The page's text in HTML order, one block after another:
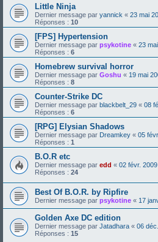
Little Ninja
Dernier message par yannick « 23 mai
Réponses : 10
[FPS] Hypertension
Dernier message par psykotine « 23
Réponses : 6
Homebrew survival horror
Dernier message par Goshu « 19 mai
Réponses : 8
Counter-Strike DC
Dernier message par blackbelt_29 « 08
Réponses : 6
[RPG] Elysian Shadows
Dernier message par Dreamkey « 05
Réponses : 1
B.O.R etc
Dernier message par edd « 02 févr. 2009
Réponses : 24
Best Of B.O.R. by Ripfire
Dernier message par psykotine « 17
Golden Axe DC edition
Dernier message par Jatadhara « 06
Réponses : 15